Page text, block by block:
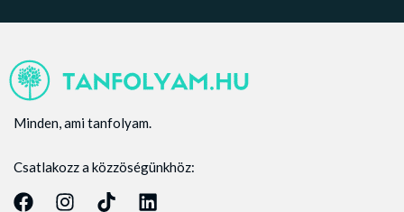
Minden, ami tanfolyam.
Csatlakozz a közzöségünkhöz: